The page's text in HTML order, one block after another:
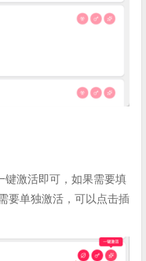
键激活即可，如果需要填
要单独激活，可以点击插